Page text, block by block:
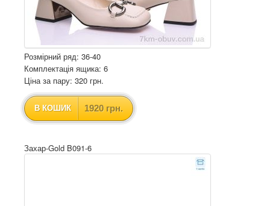
Розмірний ряд: 36-40
Комплектація ящика: 6
Ціна за пару: 320 грн.
В КОШИК 1920 грн.
Захар-Gold B091-6